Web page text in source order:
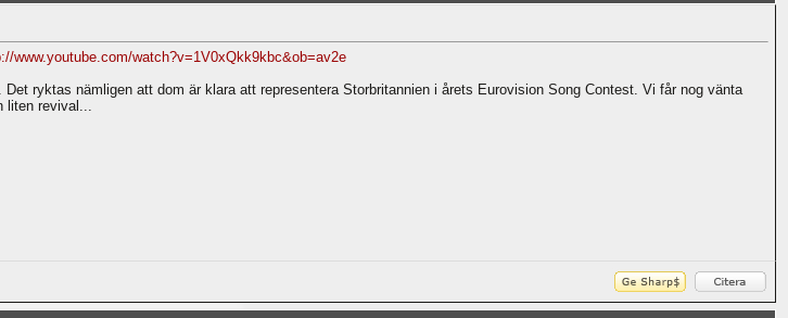
www.youtube.com/watch?v=1V0xQkk9kbc&ob=av2e
ryktas nämligen att dom är klara att representera Storbritannien i årets Eurovision Song Contest. Vi får nog vänta
liten revival...